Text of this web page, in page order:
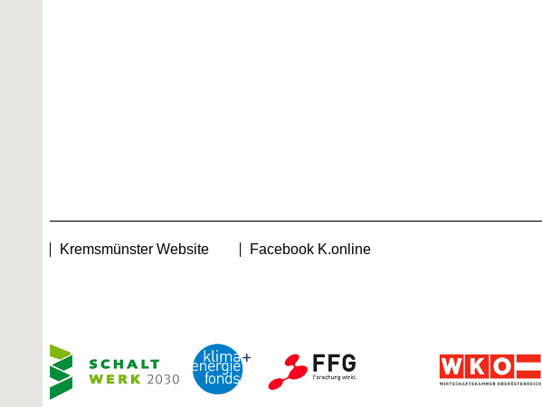
Kremsmünster Website Facebook K.online